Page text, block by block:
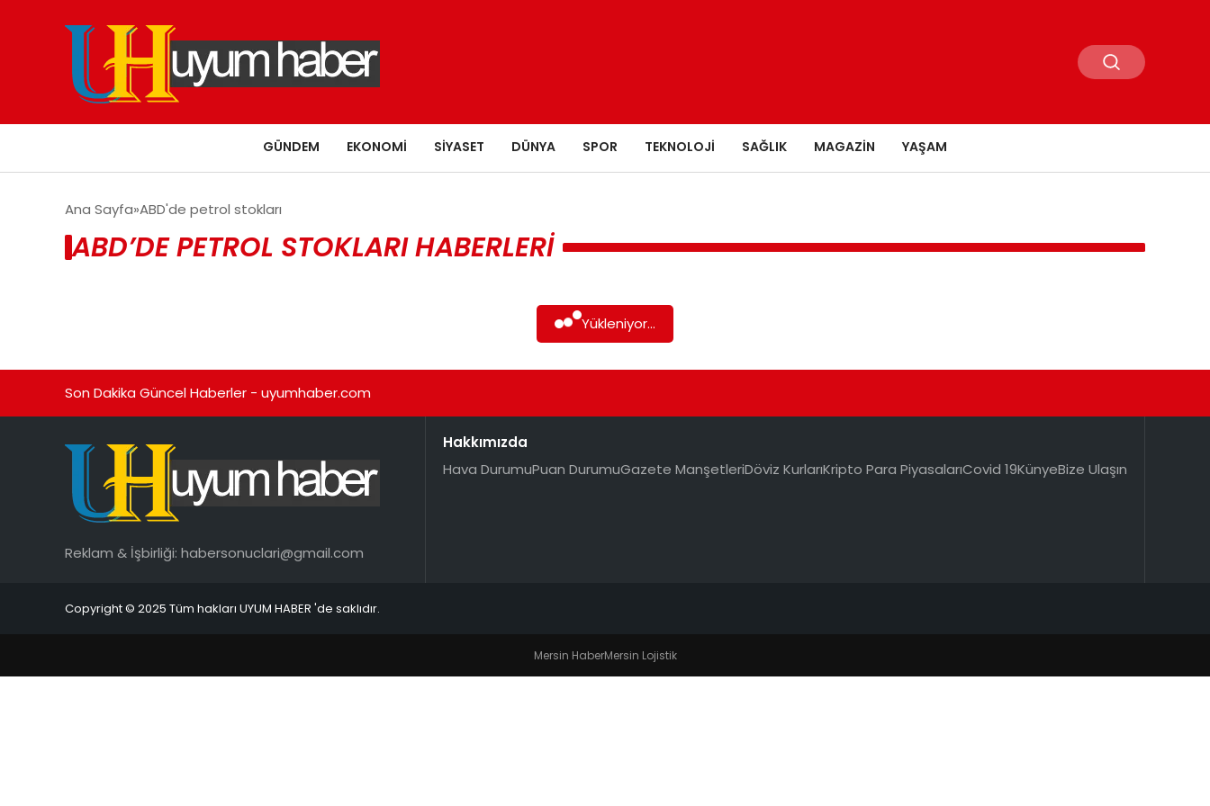
GÜNDEM EKONOMI SIYASET DÜNYA SPOR TEKNOLOJI SAĞLIK MAGAZIN YAŞAM
Ana Sayfa ABD'de petrol stokları
ABD’DE PETROL STOKLARI HABERLERI
Yükleniyor...
Son Dakika Güncel Haberler - uyumhaber.com
Reklam & İşbirliği: habersonuclari@gmail.com
Hakkımızda
Hava DurumuPuan DurumuGazete ManşetleriDöviz KurlarıKripto Para PiyasalarıCovid 19KünyeBize Ulaşın
Copyright © 2025 Tüm hakları UYUM HABER 'de saklıdır.
Mersin HaberMersin Lojistik